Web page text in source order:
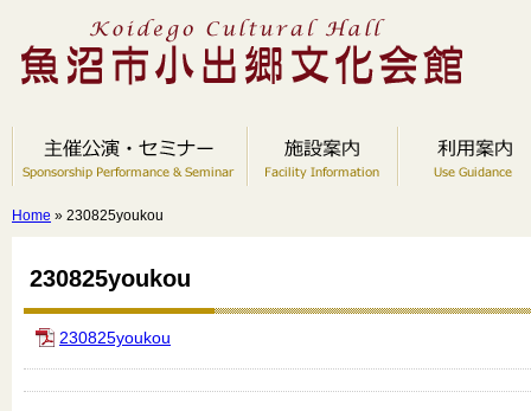
Home » 230825youkou
230825youkou
230825youkou